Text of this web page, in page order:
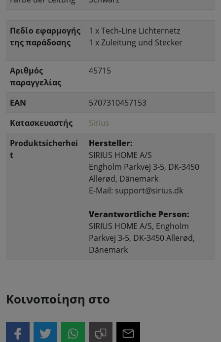
Πεδίο εφαρμογής
της παράδοσης
1 x Tech-Line Lichternetz
1 x Zuleitung und Stecker
Αριθμός
παραγγελίας
45715
EAN
5707310457153
Κατασκευαστής
Sirius
Produktsicherhei
t
Hersteller:
SIRIUS HOME A/S
Engholm Parkvej 3-5, DK-3450
Allerød, Dänemark
E-Mail: support@sirius.dk
Verantwortliche Person:
SIRIUS HOME A/S, Engholm
Parkvej 3-5, DK-3450 Allerød,
Dänemark
Κοινοποίηση στο